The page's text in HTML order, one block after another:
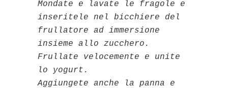
Mondate e lavate le fragole e
inseritele nel bicchiere del
frullatore ad immersione
insieme allo zucchero.
Frullate velocemente e unite
lo yogurt.
Aggiungete anche la panna e